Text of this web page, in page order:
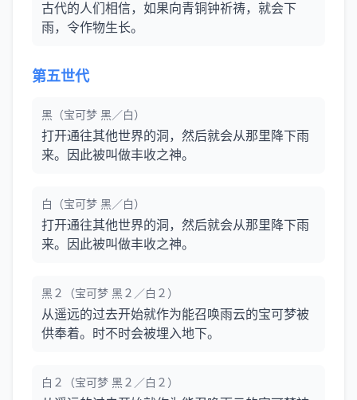
古代的人们相信，如果向青铜钟祈祷，就会下
雨，令作物生长。
第五世代
黑（宝可梦 黑／白）
打开通往其他世界的洞，然后就会从那里降下雨
来。因此被叫做丰收之神。
白（宝可梦 黑／白）
打开通往其他世界的洞，然后就会从那里降下雨
来。因此被叫做丰收之神。
黑２（宝可梦 黑２／白２）
从遥远的过去开始就作为能召唤雨云的宝可梦被
供奉着。时不时会被埋入地下。
白２（宝可梦 黑２／白２）